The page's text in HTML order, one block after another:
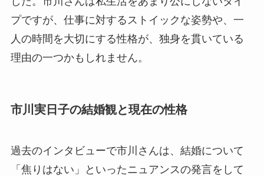
プですが、仕事に対するストイックな姿勢や、一
人の時間を大切にする性格が、独身を貫いている
理由の一つかもしれません。
市川実日子の結婚観と現在の性格
過去のインタビューで市川さんは、結婚について
「焦りはない」といったニュアンスの発言をして